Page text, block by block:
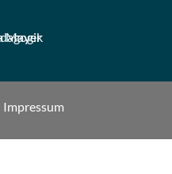
Impressum